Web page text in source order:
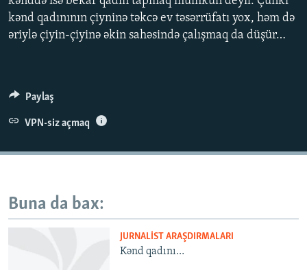
İNFOQRAFIKA
KARIKATURA
AZƏRBAYCAN ƏDƏBIYYATI KITABXANASI
İSLAM VƏ DEMOKRATIYA
MISSIYAMIZ
PEŞƏ ETIKASI VƏ JURNALISTIKA STANDARTLARIMIZ
BIZI IZLƏ
RFE/RL-in bütün saytları
kənd qadınının çiyninə təkcə ev təsərrüfatı yox, həm də
əriylə çiyin-çiyinə əkin sahəsində çalışmaq da düşür…
Paylaş
VPN-siz açmaq
Buna da bax:
JURNALIST ARAŞDIRMALARI
Kənd qadını…